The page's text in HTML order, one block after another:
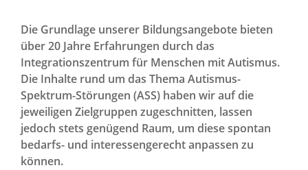
Die Grundlage unserer Bildungsangebote bieten
über 20 Jahre Erfahrungen durch das
Integrationszentrum für Menschen mit Autismus.
Die Inhalte rund um das Thema Autismus-
Spektrum-Störungen (ASS) haben wir auf die
jeweiligen Zielgruppen zugeschnitten, lassen
jedoch stets genügend Raum, um diese spontan
bedarfs- und interessengerecht anpassen zu
können.